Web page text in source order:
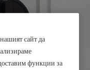
сайт да
функции за